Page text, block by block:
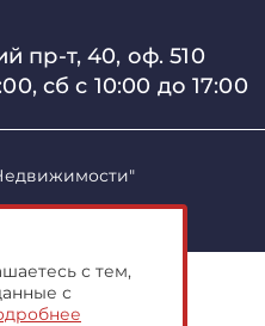
пр-т, 40, оф. 510
сб с 10:00 до 17:00
с тем,
с